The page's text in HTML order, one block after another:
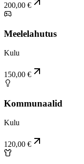
200,00 €
Meelelahutus
Kulu
150,00 €
Kommunaalid
Kulu
120,00 €